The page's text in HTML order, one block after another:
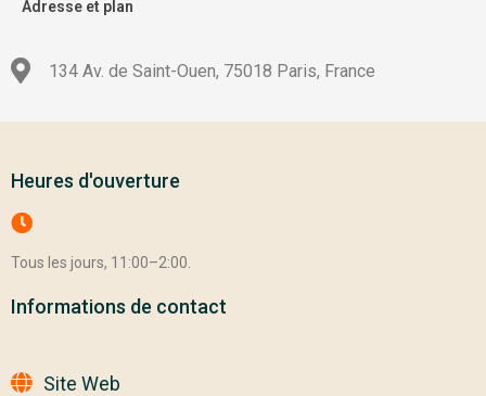
Adresse et plan
134 Av. de Saint-Ouen, 75018 Paris, France
Heures d'ouverture
Tous les jours, 11:00–2:00.
Informations de contact
Site Web